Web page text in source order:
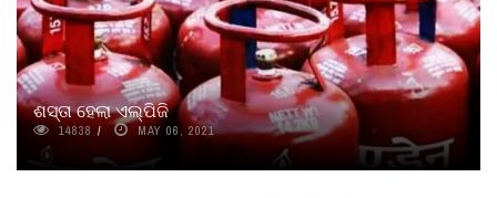
ଶସ୍ତା ହେଲା ଏଲ୍‌ପିଜି
14838 MAY 06, 2021